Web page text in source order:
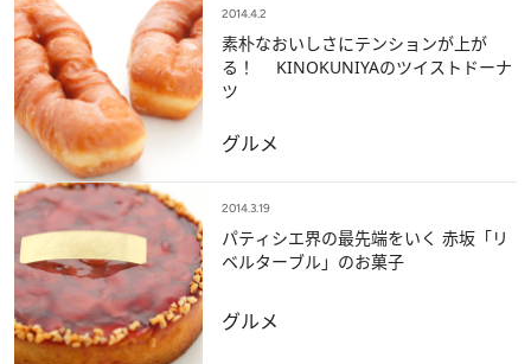
2014.4.2
素朴なおいしさにテンションが上が
る！ KINOKUNIYAのツイストドーナ
ツ
グルメ
2014.3.19
パティシエ界の最先端をいく 赤坂「リ
ベルターブル」のお菓子
グルメ